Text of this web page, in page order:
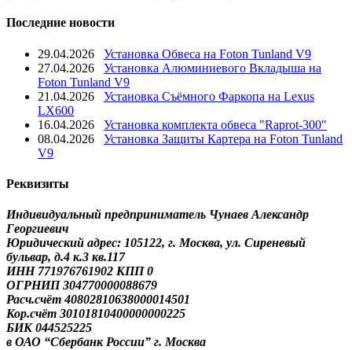
Последние новости
29.04.2026
Установка Обвеса на Foton Tunland V9
27.04.2026
Установка Алюминиевого Вкладыша на
Foton Tunland V9
21.04.2026
Установка Съёмного Фаркопа на Lexus
LX600
16.04.2026
Установка комплекта обвеса "Raprot-300"
08.04.2026
Установка Защиты Картера на Foton Tunland
V9
Реквизиты
Индивидуальный предприниматель Чунаев Александр
Георгиевич
Юридический адрес: 105122, г. Москва, ул. Сиреневый
бульвар, д.4 к.3 кв.117
ИНН 771976761902 КПП 0
ОГРНИП 304770000088679
Расч.счёт 40802810638000014501
Кор.счёт 30101810400000000225
БИК 044525225
в ОАО “Сбербанк России” г. Москва